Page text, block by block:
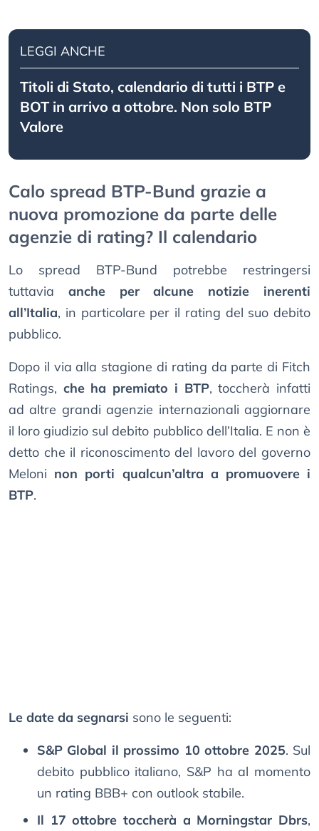
LEGGI ANCHE
Titoli di Stato, calendario di tutti i BTP e
BOT in arrivo a ottobre. Non solo BTP
Valore
Calo spread BTP-Bund grazie a
nuova promozione da parte delle
agenzie di rating? Il calendario
Lo spread BTP-Bund potrebbe restringersi
tuttavia anche per alcune notizie inerenti
all’Italia, in particolare per il rating del suo debito
pubblico.
Dopo il via alla stagione di rating da parte di Fitch
Ratings, che ha premiato i BTP, toccherà infatti
ad altre grandi agenzie internazionali aggiornare
il loro giudizio sul debito pubblico dell’Italia. E non è
detto che il riconoscimento del lavoro del governo
Meloni non porti qualcun’altra a promuovere i
BTP.
Le date da segnarsi sono le seguenti:
S&P Global il prossimo 10 ottobre 2025. Sul
debito pubblico italiano, S&P ha al momento
un rating BBB+ con outlook stabile.
Il 17 ottobre toccherà a Morningstar Dbrs,